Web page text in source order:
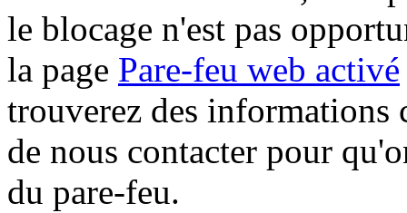
le blocage n'est pas
la page Pare-feu web activé
trouverez des informations
de nous contacter pour
du pare-feu.